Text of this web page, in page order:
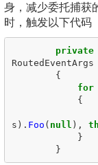
身，减少委托捕获
时，触发以下代码
private
RoutedEventArgs
{
for
{
s ). Foo ( null ),
}
}